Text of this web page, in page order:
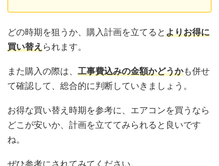
どの時期を狙うか、購入計画を立てるとよりお得に
買い替えられます。
また購入の際は、 工事費込みの金額かどうかも併せ
て確認して、総合的に判断していきましょう。
お得な買い替え時期を参考に、エアコンを買うなら
どこが安いか、計画を立ててみられると良いです
ね。
ぜひ参考にされてみてください。